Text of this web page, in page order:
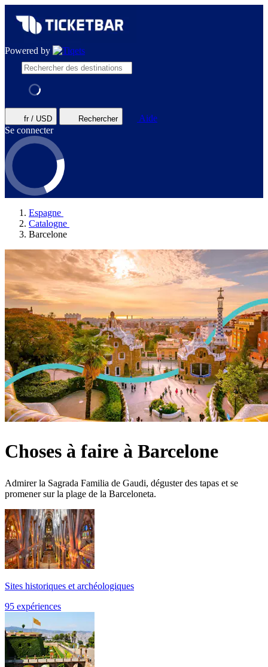
Powered by
fr / USD Rechercher
Aide
Se connecter
Espagne
Catalogne
Barcelone
Choses à faire à Barcelone
Admirer la Sagrada Familia de Gaudi, déguster des tapas et se
promener sur la plage de la Barceloneta.
Sites historiques et archéologiques
95 expériences